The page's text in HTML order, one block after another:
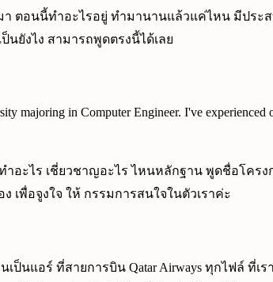
า ตอนนี้ทำอะไรอยู่ ทำมานานแล้วแค่ไหน มีปร
ยังไง สามารถพูดตรงนี้ได้เลย
majoring in Computer Engineer. I've experienced
ะไร เชี่ยวชาญอะไร ไหนหลักฐาน พูดชื่อโครง
เพื่อจูงใจ ให้ กรรมการสนใจในตัวเราค่ะ
แอร์ ที่สายการบิน Qatar Airways ทุกไฟล์ ที่เ